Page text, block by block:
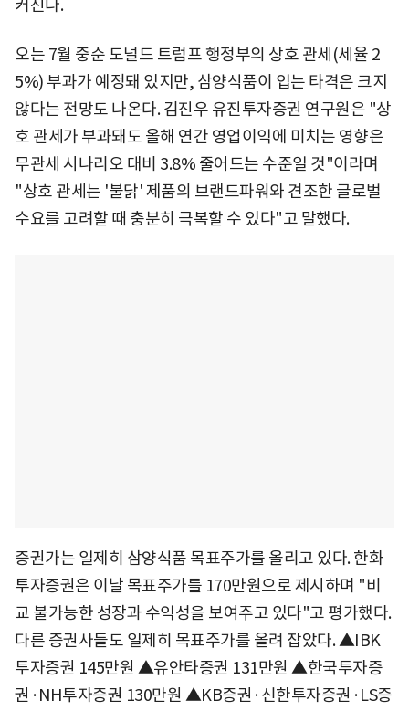
커진다.
오는 7월 중순 도널드 트럼프 행정부의 상호 관세(세율 2
5%) 부과가 예정돼 있지만, 삼양식품이 입는 타격은 크지
않다는 전망도 나온다. 김진우 유진투자증권 연구원은 "상
호 관세가 부과돼도 올해 연간 영업이익에 미치는 영향은
무관세 시나리오 대비 3.8% 줄어드는 수준일 것"이라며
"상호 관세는 '불닭' 제품의 브랜드파워와 견조한 글로벌
수요를 고려할 때 충분히 극복할 수 있다"고 말했다.
증권가는 일제히 삼양식품 목표주가를 올리고 있다. 한화
투자증권은 이날 목표주가를 170만원으로 제시하며 "비
교 불가능한 성장과 수익성을 보여주고 있다"고 평가했다.
다른 증권사들도 일제히 목표주가를 올려 잡았다. ▲IBK
투자증권 145만원 ▲유안타증권 131만원 ▲한국투자증
권·NH투자증권 130만원 ▲KB증권·신한투자증권·LS증